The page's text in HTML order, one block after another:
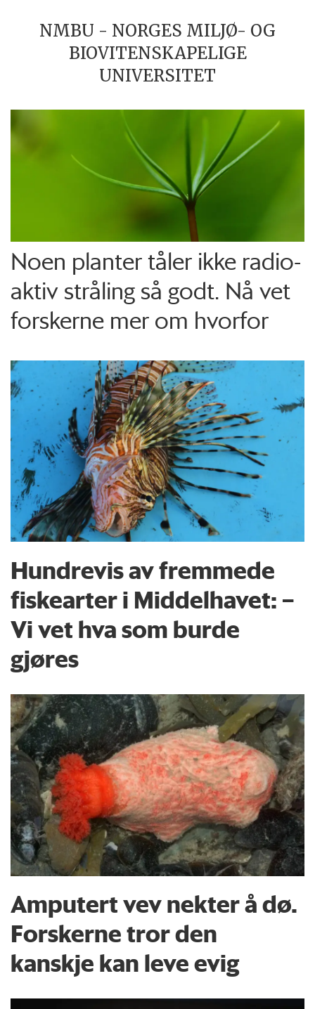
NMBU - NORGES MILJØ- OG
BIOVITENSKAPELIGE
UNIVERSITET
Noen planter tåler ikke radio­
aktiv stråling så godt. Nå vet
forskerne mer om hvorfor
Hundrevis av fremmede
fiskearter i Middelhavet: –
Vi vet hva som burde
gjøres
Amputert vev nekter å dø.
Forskerne tror den
kanskje kan leve evig